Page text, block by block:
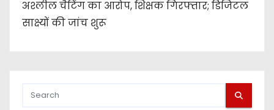
अश्लील चैटिंग का आरोप, शिक्षक गिरफ्तार; डिजिटल
साक्ष्यों की जांच शुरू